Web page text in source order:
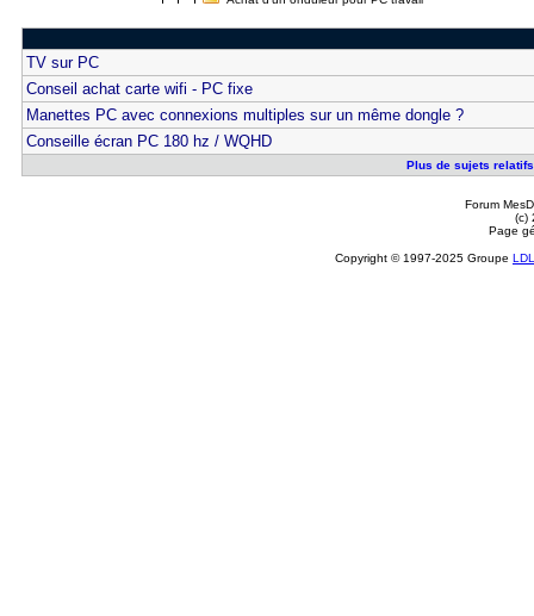
TV sur PC
Conseil achat carte wifi - PC fixe
Manettes PC avec connexions multiples sur un même dongle ?
Conseille écran PC 180 hz / WQHD
Plus de sujets
Forum
(c)
Page
Copyright © 1997-2025 Groupe